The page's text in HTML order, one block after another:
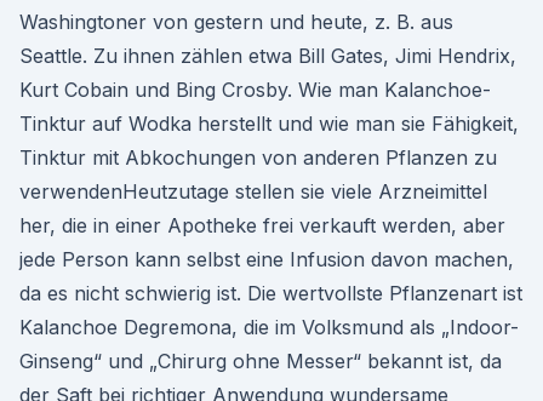
Washingtoner von gestern und heute, z. B. aus
Seattle. Zu ihnen zählen etwa Bill Gates, Jimi Hendrix,
Kurt Cobain und Bing Crosby. Wie man Kalanchoe-
Tinktur auf Wodka herstellt und wie man sie Fähigkeit,
Tinktur mit Abkochungen von anderen Pflanzen zu
verwendenHeutzutage stellen sie viele Arzneimittel
her, die in einer Apotheke frei verkauft werden, aber
jede Person kann selbst eine Infusion davon machen,
da es nicht schwierig ist. Die wertvollste Pflanzenart ist
Kalanchoe Degremona, die im Volksmund als „Indoor-
Ginseng“ und „Chirurg ohne Messer“ bekannt ist, da
der Saft bei richtiger Anwendung wundersame